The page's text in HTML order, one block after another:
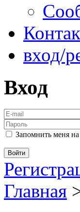
вход/
Вход
Запомнить меня
Главная